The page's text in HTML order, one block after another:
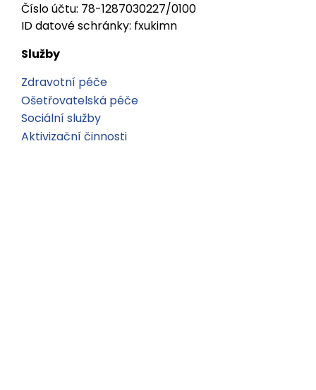
Číslo účtu: 78-1287030227/0100
ID datové schránky: fxukimn
Služby
Zdravotní péče
Ošetřovatelská péče
Sociální služby
Aktivizační činnosti